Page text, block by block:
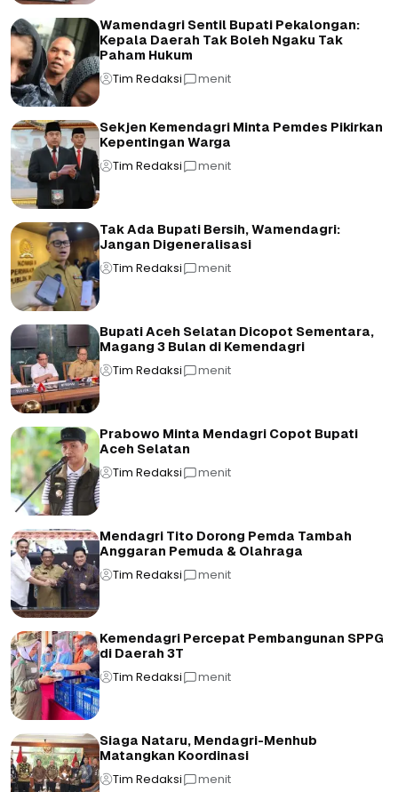
Wamendagri Sentil Bupati Pekalongan:
Kepala Daerah Tak Boleh Ngaku Tak
Paham Hukum
Tim Redaksi menit
Sekjen Kemendagri Minta Pemdes Pikirkan
Kepentingan Warga
Tim Redaksi menit
Tak Ada Bupati Bersih, Wamendagri:
Jangan Digeneralisasi
Tim Redaksi menit
Bupati Aceh Selatan Dicopot Sementara,
Magang 3 Bulan di Kemendagri
Tim Redaksi menit
Prabowo Minta Mendagri Copot Bupati
Aceh Selatan
Tim Redaksi menit
Mendagri Tito Dorong Pemda Tambah
Anggaran Pemuda & Olahraga
Tim Redaksi menit
Kemendagri Percepat Pembangunan SPPG
di Daerah 3T
Tim Redaksi menit
Siaga Nataru, Mendagri-Menhub
Matangkan Koordinasi
Tim Redaksi menit